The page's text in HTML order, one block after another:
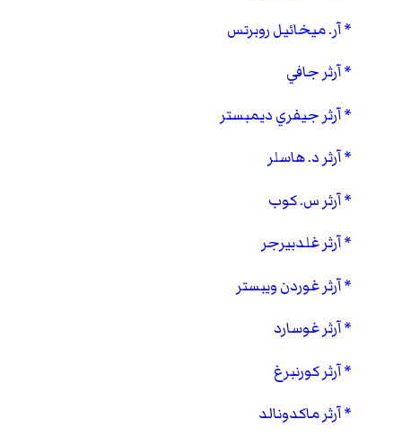
آر. ميخائيل روبرتس
آرثر جافي
آرثر جيفري ديمبستر
آرثر د. هاسلر
آرثر س. كوب
آرثر غلدبيرجر
آرثر غوردن ويبستر
آرثر غوسارد
آرثر كورنبرغ
آرثر ماكدونالد